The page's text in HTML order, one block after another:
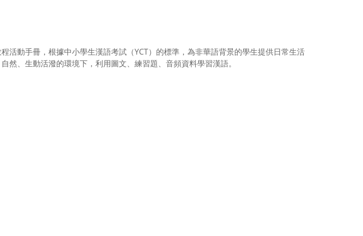
活動手冊，根據中小學生漢語考試（YCT）的標準，為非華語背景的學生提供日常生活
然、生動活潑的環境下，利用圖文、練習題、音頻資料學習漢語。